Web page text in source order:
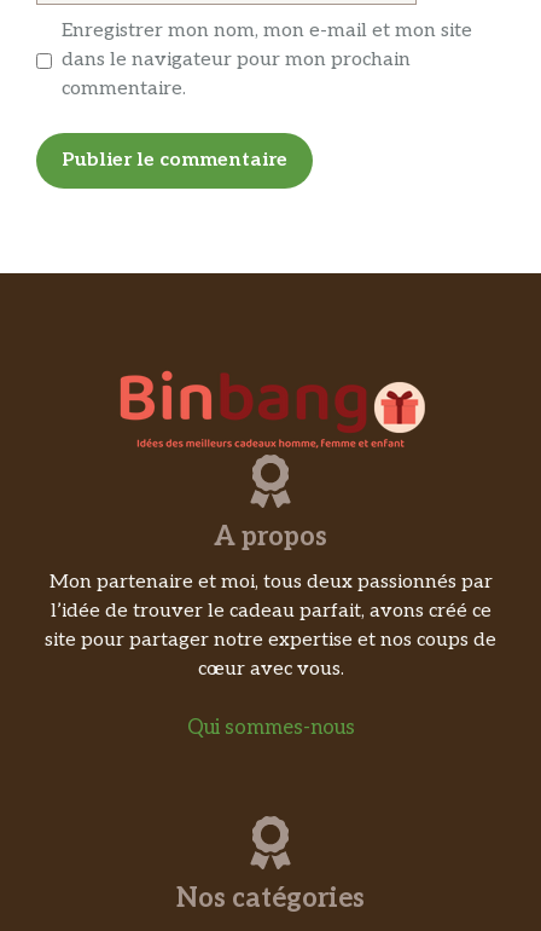
Enregistrer mon nom, mon e-mail et mon site
dans le navigateur pour mon prochain
commentaire.
A propos
Mon partenaire et moi, tous deux passionnés par
l’idée de trouver le cadeau parfait, avons créé ce
site pour partager notre expertise et nos coups de
cœur avec vous.
Qui sommes-nous
Nos catégories